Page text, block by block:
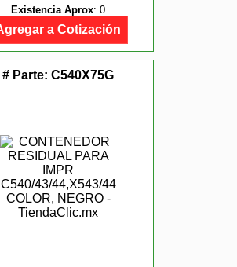
Existencia Aprox: 0
a Cotización
# Parte: C540X75G